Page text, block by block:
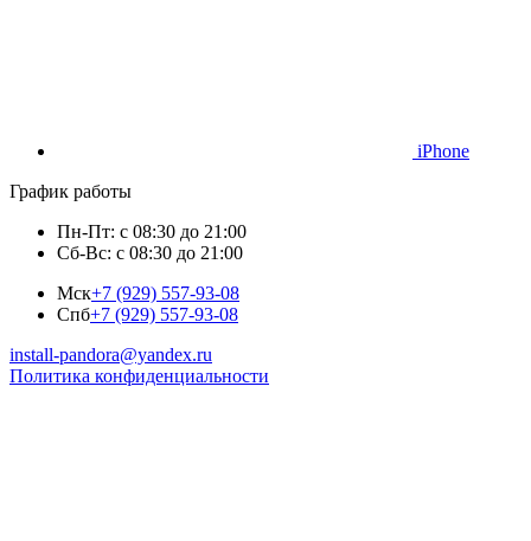
iPhone
График работы
Пн-Пт: с 08:30 до 21:00
Сб-Вс: с 08:30 до 21:00
Мск+7 (929) 557-93-08
Спб+7 (929) 557-93-08
install-pandora@yandex.ru
Политика конфиденциальности